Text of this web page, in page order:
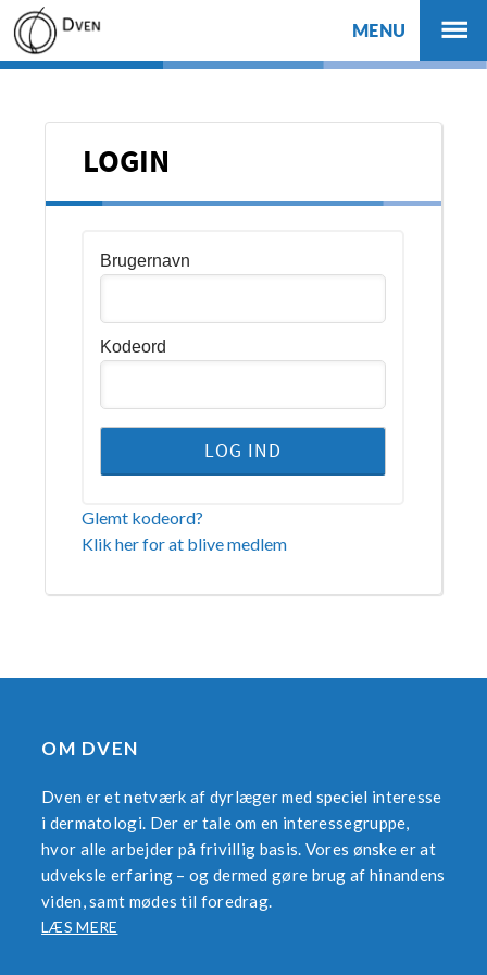
MENU
LOGIN
Brugernavn
Kodeord
Glemt kodeord?
Klik her for at blive medlem
OM DVEN
Dven er et netværk af dyrlæger med speciel interesse
i dermatologi. Der er tale om en interessegruppe,
hvor alle arbejder på frivillig basis. Vores ønske er at
udveksle erfaring – og dermed gøre brug af hinandens
viden, samt mødes til foredrag.
LÆS MERE